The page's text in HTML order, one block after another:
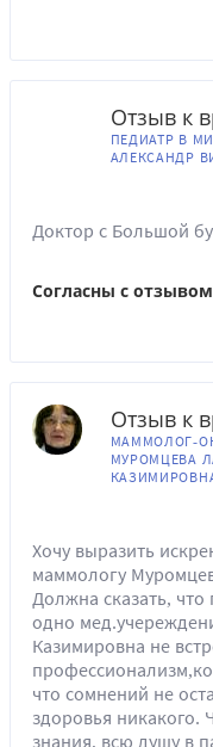
Отзыв к
ПЕДИАТР В
АЛЕКСАНДР
Доктор с Большой
Согласны с
Отзыв к
МАММОЛОГ-
МУРОМЦЕВА
Хочу выразить
маммологу
Должна сказать,
одно
Казимировна не
что сомнений не
здоровья никакого.
знания, всю душу в